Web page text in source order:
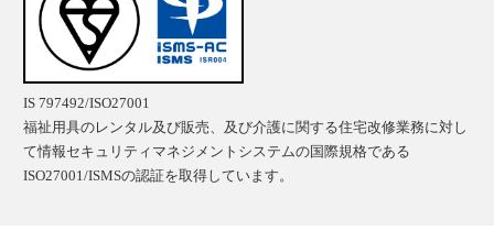
IS 797492/ISO27001
福祉用具のレンタル及び販売、及び介護に関する住宅改修業務に対し
て情報セキュリティマネジメントシステムの国際規格である
ISO27001/ISMSの認証を取得しています。